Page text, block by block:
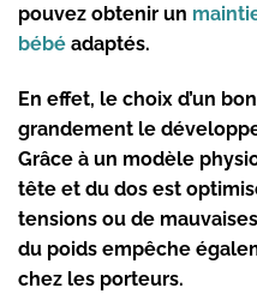
pouvez obtenir un
bébé adaptés.
En effet, le choix d’un
grandement le
Grâce à un modèle
tête et du dos est
tensions ou de
du poids empêche
chez les porteurs.